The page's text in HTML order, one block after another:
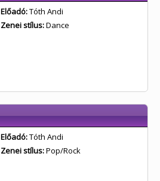
Előadó:Tóth Andi
Zenei stílus:Dance
Előadó:Tóth Andi
Zenei stílus:Pop/Rock